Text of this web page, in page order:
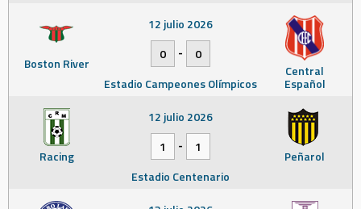
Boston River Central
Español
12 julio 2026
0
-
0
Estadio Campeones Olímpicos
Racing Peñarol
12 julio 2026
1
-
1
Estadio Centenario